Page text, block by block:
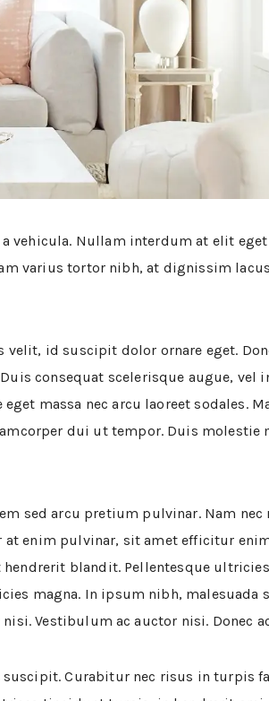
vehicula. Nullam interdum at elit eget
varius tortor nibh, at dignissim
id suscipit dolor ornare eget.
consequat scelerisque augue, vel
massa nec arcu laoreet sodales.
dui ut tempor. Duis molestie
sed arcu pretium pulvinar. Nam nec
enim pulvinar, sit amet efficitur
blandit. Pellentesque
magna. In ipsum nibh, malesuada
Vestibulum ac auctor nisi. Donec
suscipit. Curabitur nec risus in turpis